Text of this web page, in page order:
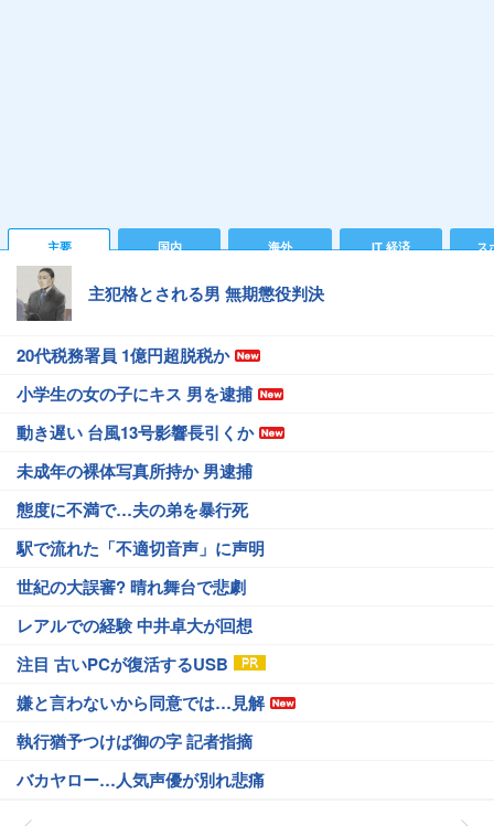
主要 国内 海外 IT 経済 ス
主犯格とされる男 無期懲役判決
20代税務署員 1億円超脱税か
小学生の女の子にキス 男を逮捕
動き遅い 台風13号影響長引くか
未成年の裸体写真所持か 男逮捕
態度に不満で…夫の弟を暴行死
駅で流れた「不適切音声」に声明
世紀の大誤審? 晴れ舞台で悲劇
レアルでの経験 中井卓大が回想
注目 古いPCが復活するUSB
嫌と言わないから同意では…見解
執行猶予つけば御の字 記者指摘
バカヤロー…人気声優が別れ悲痛